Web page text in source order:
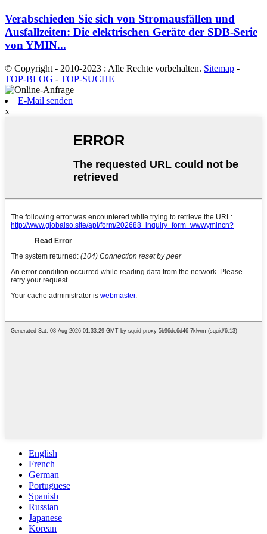
Verabschieden Sie sich von Stromausfällen und
Ausfallzeiten: Die elektrischen Geräte der SDB-Serie
von YMIN...
© Copyright - 2010-2023 : Alle Rechte vorbehalten. Sitemap -
TOP-BLOG - TOP-SUCHE
E-Mail senden
x
English
French
German
Portuguese
Spanish
Russian
Japanese
Korean